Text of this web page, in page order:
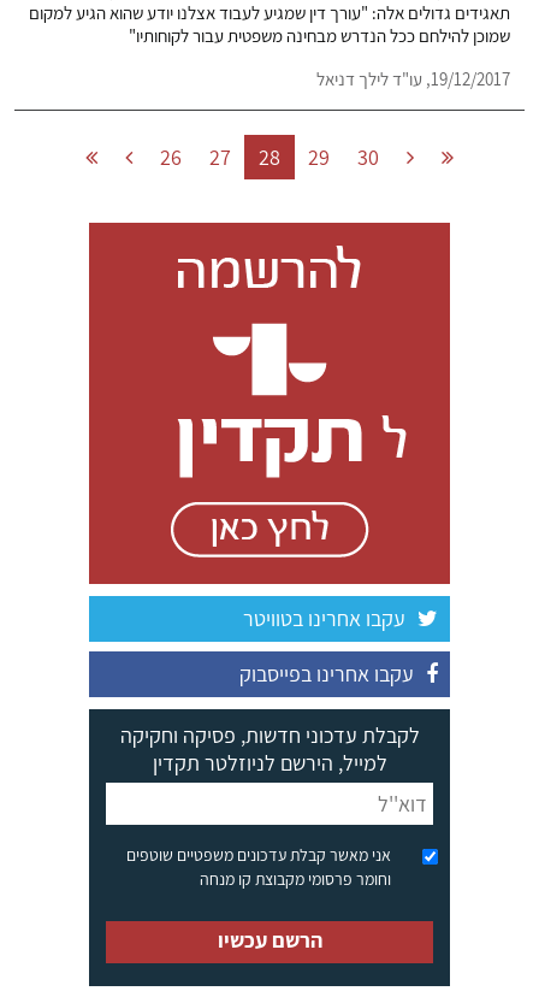
תאגידים גדולים אלה: "עורך דין שמגיע לעבוד אצלנו יודע שהוא הגיע למקום
שמוכן להילחם ככל הנדרש מבחינה משפטית עבור לקוחותיו"
19/12/2017, עו"ד לילך דניאל
26 27 28 29 30
עקבו אחרינו בטוויטר
עקבו אחרינו בפייסבוק
לקבלת עדכוני חדשות, פסיקה וחקיקה
למייל, הירשם לניוזלטר תקדין
אני מאשר קבלת עדכונים משפטיים שוטפים
וחומר פרסומי מקבוצת קו מנחה
הרשם עכשיו